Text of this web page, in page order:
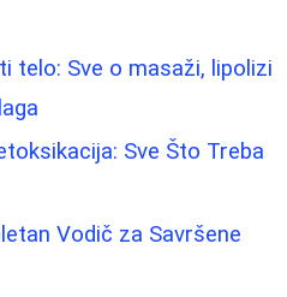
telo: Sve o masaži, lipolizi
Sve Što Treba
Vodič za Savršene